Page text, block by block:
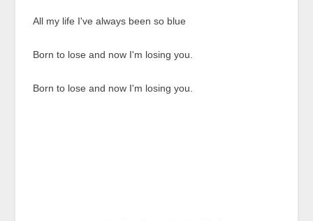
All my life I've always been so blue
Born to lose and now I'm losing you.
Born to lose and now I'm losing you.